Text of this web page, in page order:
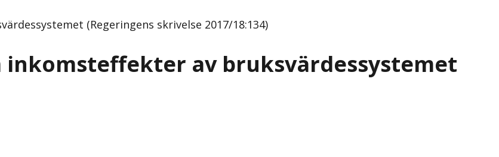
(Regeringens skrivelse 2017/18:134)
av bruksvärdessystemet